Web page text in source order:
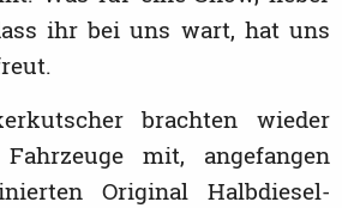
ihr bei uns wart, hat uns
brachten wieder
Fahrzeuge mit, angefangen
Original Halbdiesel-